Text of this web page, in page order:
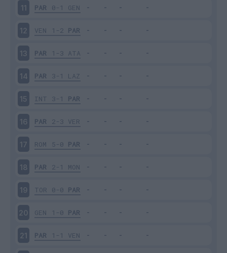
11 PAR 0-1 GEN
12 VEN 1-2 PAR
13 PAR 1-3 ATA
14 PAR 3-1 LAZ
15 INT 3-1 PAR
16 PAR 2-3 VER
17 ROM 5-0 PAR
18 PAR 2-1 MON
19 TOR 0-0 PAR
20 GEN 1-0 PAR
21 PAR 1-1 VEN